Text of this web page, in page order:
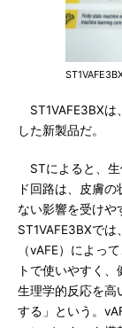
ST1VAFE3BXは
した新製品だ。
STによると、生
ド回路は、皮膚
ない影響を受けや
ST1VAFE3BXで
（vAFE）によっ
トで使いやすく
生理学的反応を高
する」という。